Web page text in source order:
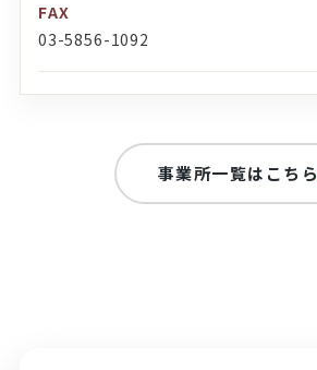
FAX
03-5856-1092
事業所一覧はこちら